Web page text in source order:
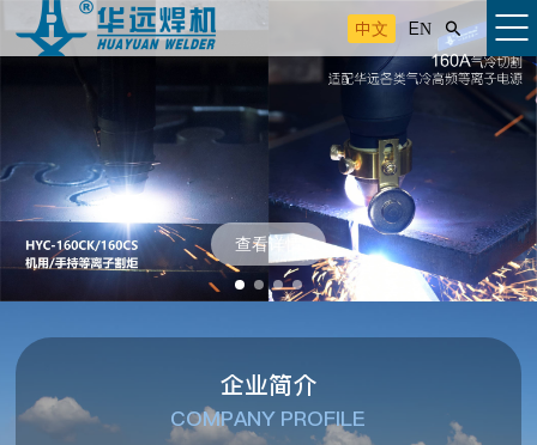
中文 EN 
查看详情
企业简介
COMPANY PROFILE